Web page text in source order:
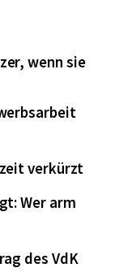
wenn sie
verkürzt
Wer arm
des VdK